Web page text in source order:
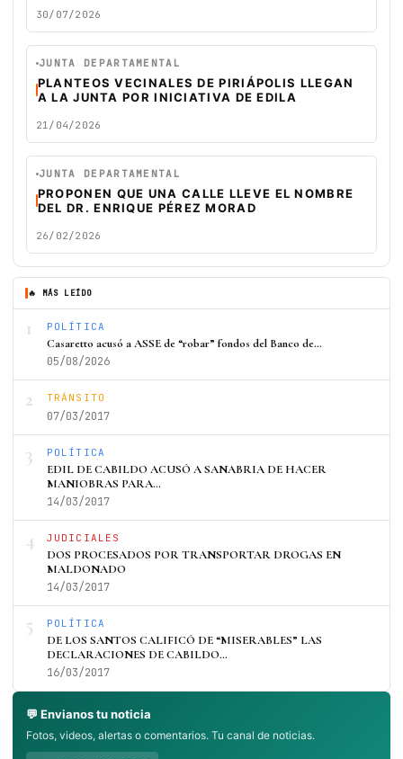
30/07/2026
JUNTA DEPARTAMENTAL
PLANTEOS VECINALES DE PIRIÁPOLIS LLEGAN
A LA JUNTA POR INICIATIVA DE EDILA
21/04/2026
JUNTA DEPARTAMENTAL
PROPONEN QUE UNA CALLE LLEVE EL NOMBRE
DEL DR. ENRIQUE PÉREZ MORAD
26/02/2026
🔥 MÁS LEÍDO
1 POLÍTICA
Casaretto acusó a ASSE de “robar” fondos del Banco de…
05/08/2026
2 TRÁNSITO
07/03/2017
3 POLÍTICA
EDIL DE CABILDO ACUSÓ A SANABRIA DE HACER
MANIOBRAS PARA…
14/03/2017
4 JUDICIALES
DOS PROCESADOS POR TRANSPORTAR DROGAS EN
MALDONADO
14/03/2017
5 POLÍTICA
DE LOS SANTOS CALIFICÓ DE “MISERABLES” LAS
DECLARACIONES DE CABILDO…
16/03/2017
💬 Envianos tu noticia
Fotos, videos, alertas o comentarios. Tu canal de noticias.